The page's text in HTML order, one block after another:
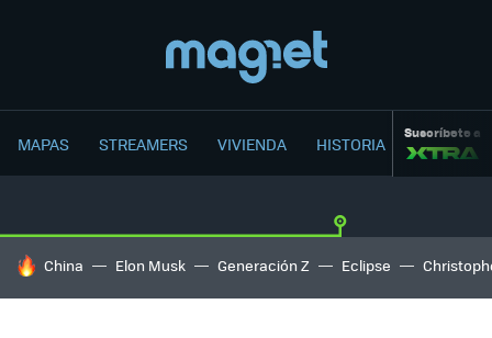
MAPAS STREAMERS VIVIENDA HISTORIA Suscríbete a
HOY SE HABLA DE
China Elon Musk Generación Z Eclipse